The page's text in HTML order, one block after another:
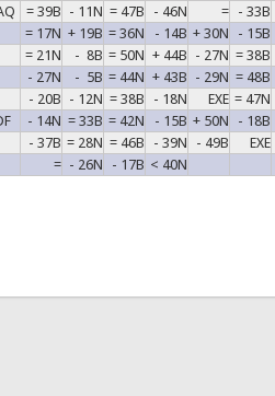
= 39B - 11N = 47B - 46N = - 33B
= 17N + 19B = 36N - 14B + 30N - 15B
= 21N - 8B = 50N + 44B - 27N = 38B
- 27N - 5B = 44N + 43B - 29N = 48B
- 20B - 12N = 38B - 18N EXE = 47N
- 14N = 33B = 42N - 15B + 50N - 18B
- 37B = 28N = 46B - 39N - 49B EXE
= - 26N - 17B < 40N